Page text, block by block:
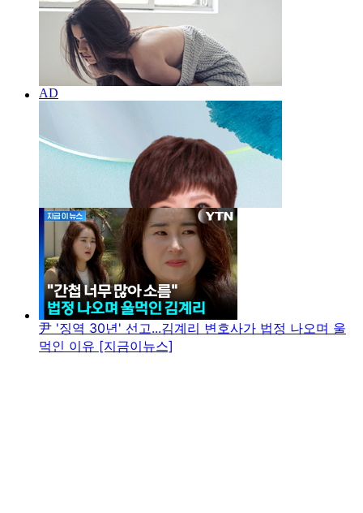
尹 '징역 30년' 선고...김계리 변호사가 법정 나오며 울
먹인 이유 [지금이뉴스]